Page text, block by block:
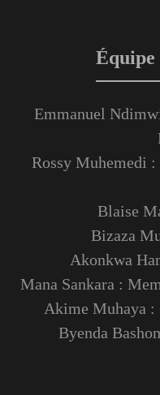
Équipe
Emmanuel
Rossy Muhemedi :
Blaise
Bizaza
Akonkwa
Mana Sankara :
Akime Muhaya :
Byenda